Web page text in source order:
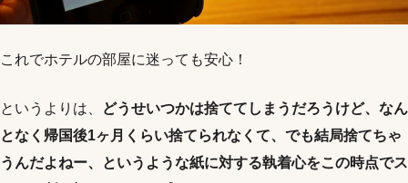
これでホテルの部屋に迷っても安心！
というよりは、
どうせいつかは捨ててしまうだろうけど、なん
となく帰国後1ヶ月くらい捨てられなくて、でも結局捨てちゃ
うんだよねー、というような紙に対する執着心をこの時点でス